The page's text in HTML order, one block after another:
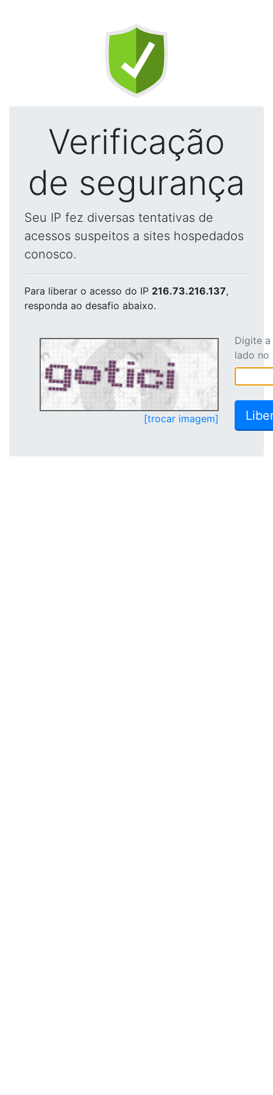
Verificação
de segurança
Seu IP fez diversas tentativas de
acessos suspeitos a sites hospedados
conosco.
Para liberar o acesso do IP 216.73.216.137,
responda ao desafio abaixo.
[trocar imagem]
Digite
lado no